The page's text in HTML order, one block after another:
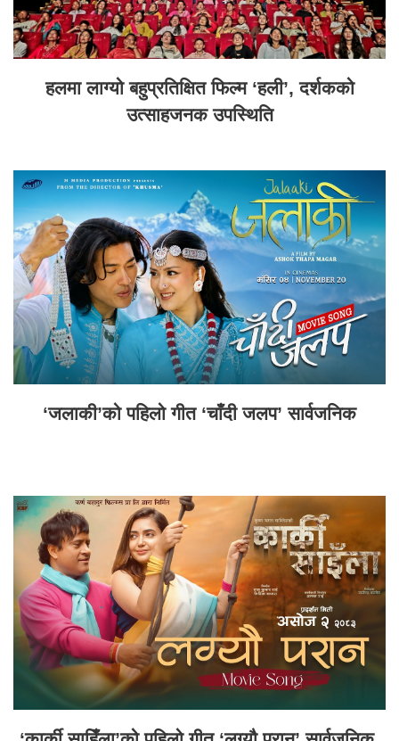
हलमा लाग्यो बहुप्रतिक्षित फिल्म ‘हली’, दर्शकको
उत्साहजनक उपस्थिति
‘जलाकी’को पहिलो गीत ‘चाँदी जलप’ सार्वजनिक